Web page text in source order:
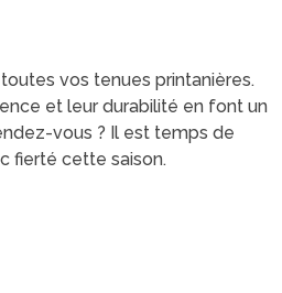
vos tenues printanières.
et leur durabilité en font un
vous ? Il est temps de
fierté cette saison.